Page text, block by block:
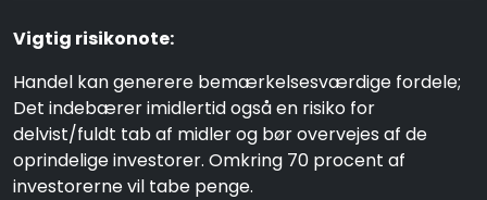
Vigtig risikonote:
Handel kan generere bemærkelsesværdige fordele;
Det indebærer imidlertid også en risiko for
delvist/fuldt tab af midler og bør overvejes af de
oprindelige investorer. Omkring 70 procent af
investorerne vil tabe penge.